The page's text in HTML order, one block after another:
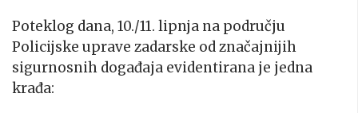
Poteklog dana, 10./11. lipnja na području
Policijske uprave zadarske od značajnijih
sigurnosnih događaja evidentirana je jedna
krađa: